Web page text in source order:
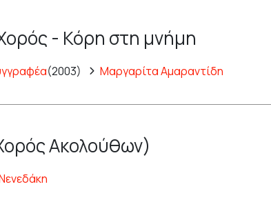
- Κόρη στη μνήμη
(2003) Μαργαρίτα Αμαραντίδη
Ακολούθων)